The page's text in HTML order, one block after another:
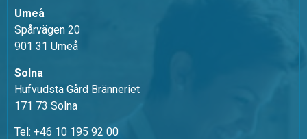
Umeå
Spårvägen 20
901 31 Umeå
Solna
Hufvudsta Gård Bränneriet
171 73 Solna
Tel: +46 10 195 92 00